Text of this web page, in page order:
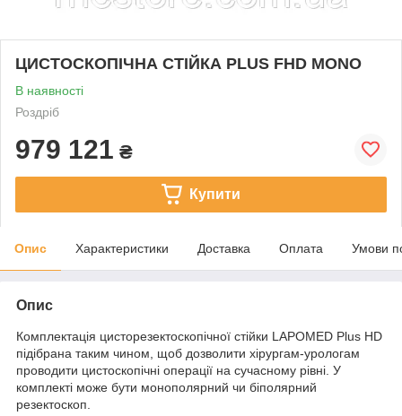
ЦИСТОСКОПІЧНА СТІЙКА PLUS FHD MONO
В наявності
Роздріб
979 121 ₴
Купити
Опис Характеристики Доставка Оплата Умови
Опис
Комплектація цисторезектоскопічної стійки LAPOMED Plus HD
підібрана таким чином, щоб дозволити хірургам-урологам
проводити цистоскопічні операції на сучасному рівні. У
комплекті може бути монополярний чи біполярний
резектоскоп.